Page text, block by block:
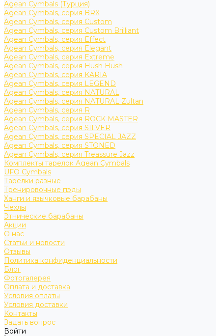
Agean Cymbals (Турция)
Agean Cymbals, серия BRX
Agean Cymbals, серия Custom
Agean Cymbals, серия Custom Brilliant
Agean Cymbals, серия Effect
Agean Cymbals, серия Elegant
Agean Cymbals, серия Extreme
Agean Cymbals, серия Hush Hush
Agean Cymbals, серия KARIA
Agean Cymbals, серия LEGEND
Agean Cymbals, серия NATURAL
Agean Cymbals, серия NATURAL Zultan
Agean Cymbals, серия R
Agean Cymbals, серия ROCK MASTER
Agean Cymbals, серия SILVER
Agean Cymbals, серия SPECIAL JAZZ
Agean Cymbals, серия STONED
Agean Cymbals, серия Treassure Jazz
Комплекты тарелок Agean Cymbals
UFO Cymbals
Тарелки разные
Тренировочные пэды
Ханги и язычковые барабаны
Чехлы
Этнические барабаны
Акции
О нас
Статьи и новости
Отзывы
Политика конфиденциальности
Блог
Фотогалерея
Оплата и доставка
Условия оплаты
Условия доставки
Контакты
Задать вопрос
Войти